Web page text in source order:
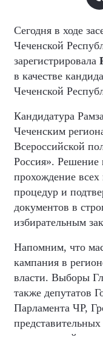
Сегодня в ходе
Чеченской
зарегистрировала
в качестве
Чеченской
Кандидатура
Чеченским
Всероссийской
Россия». Решение
прохождение
процедур и
документов в
избирательным
Напомним, что
кампания в
власти. Выборы
также депутатов
Парламента ЧР,